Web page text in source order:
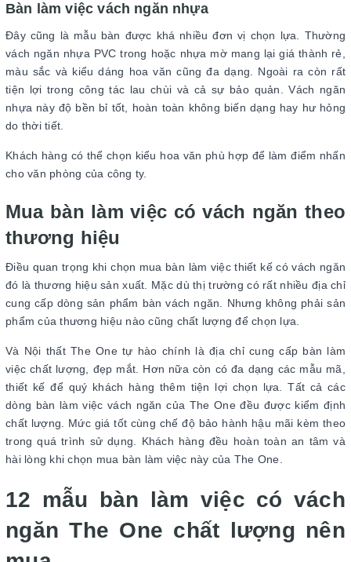
Bàn làm việc vách ngăn nhựa
Đây cũng là mẫu bàn được khá nhiều đơn vị chọn lựa. Thường
vách ngăn nhựa PVC trong hoặc nhựa mờ mang lại giá thành rẻ,
màu sắc và kiểu dáng hoa văn cũng đa dạng. Ngoài ra còn rất
tiện lợi trong công tác lau chùi và cả sự bảo quản. Vách ngăn
nhựa này độ bền bỉ tốt, hoàn toàn không biến dạng hay hư hỏng
do thời tiết.
Khách hàng có thể chọn kiểu hoa văn phù hợp để làm điểm nhấn
cho văn phòng của công ty.
Mua bàn làm việc có vách ngăn theo
thương hiệu
Điều quan trọng khi chọn mua bàn làm việc thiết kế có vách ngăn
đó là thương hiệu sản xuất. Mặc dù thị trường có rất nhiều địa chỉ
cung cấp dòng sản phẩm bàn vách ngăn. Nhưng không phải sản
phẩm của thương hiệu nào cũng chất lượng để chọn lựa.
Và Nội thất The One tự hào chính là địa chỉ cung cấp bàn làm
việc chất lượng, đẹp mắt. Hơn nữa còn có đa dạng các mẫu mã,
thiết kế để quý khách hàng thêm tiện lợi chọn lựa. Tất cả các
dòng bàn làm việc vách ngăn của The One đều được kiểm định
chất lượng. Mức giá tốt cùng chế độ bảo hành hậu mãi kèm theo
trong quá trình sử dụng. Khách hàng đều hoàn toàn an tâm và
hài lòng khi chọn mua bàn làm việc này của The One.
12 mẫu bàn làm việc có vách
ngăn The One chất lượng nên